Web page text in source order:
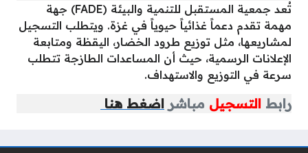
تُعد جمعية المستقبل للتنمية والبيئة (FADE) جهة
مهمة تقدم دعماً غذائياً حيوياً في غزة. ويتطلب التسجيل
لمشاريعها، مثل توزيع طرود الخضار، اليقظة ومتابعة
الإعلانات الرسمية، حيث أن المساعدات الطازجة تتطلب
سرعة في التوزيع والاستهداف.
رابط التسجيل مباشر اضغط هنا